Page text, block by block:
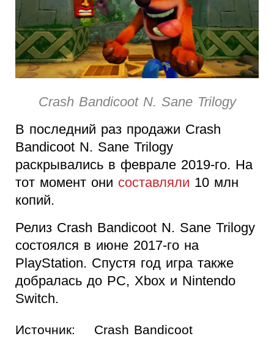
Crash Bandicoot N. Sane Trilogy
В последний раз продажи Crash
Bandicoot N. Sane Trilogy
раскрывались в феврале 2019-го. На
тот момент они составляли 10 млн
копий.
Релиз Crash Bandicoot N. Sane Trilogy
состоялся в июне 2017-го на
PlayStation. Спустя год игра также
добралась до PC, Xbox и Nintendo
Switch.
Источник: Crash Bandicoot